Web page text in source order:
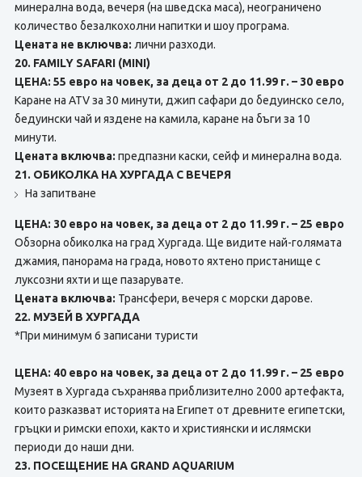
минерална вода, вечеря (на шведска маса), неограничено
количество безалкохолни напитки и шоу програма.
Цената не включва: лични разходи.
20. FAMILY SAFARI (MINI)
ЦЕНА: 55 евро на човек, за деца от 2 до 11.99 г. – 30 евро
Каране на ATV за 30 минути, джип сафари до бедуинско село,
бедуински чай и яздене на камила, каране на бъги за 10
минути.
Цената включва: предпазни каски, сейф и минерална вода.
21. ОБИКОЛКА НА ХУРГАДА С ВЕЧЕРЯ
На запитване
ЦЕНА: 30 евро на човек, за деца от 2 до 11.99 г. – 25 евро
Обзорна обиколка на град Хургада. Ще видите най-голямата
джамия, панорама на града, новото яхтено пристанище с
луксозни яхти и ще пазарувате.
Цената включва: Трансфери, вечеря с морски дарове.
22. МУЗЕЙ В ХУРГАДА
*При минимум 6 записани туристи
ЦЕНА: 40 евро на човек, за деца от 2 до 11.99 г. – 25 евро
Музеят в Хургада съхранява приблизително 2000 артефакта,
които разказват историята на Египет от древните египетски,
гръцки и римски епохи, както и християнски и ислямски
периоди до наши дни.
23. ПОСЕЩЕНИЕ НА GRAND AQUARIUM